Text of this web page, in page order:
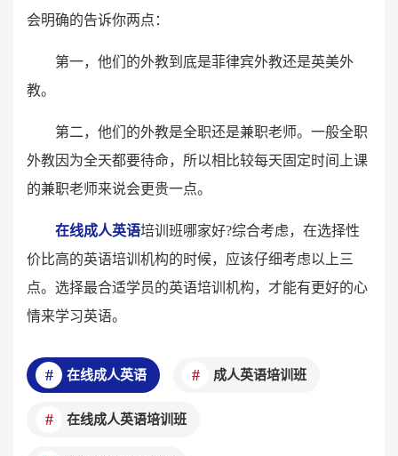
会明确的告诉你两点：
第一，他们的外教到底是菲律宾外教还是英美外
教。
第二，他们的外教是全职还是兼职老师。一般全职
外教因为全天都要待命，所以相比较每天固定时间上课
的兼职老师来说会更贵一点。
在线成人英语培训班哪家好?综合考虑，在选择性
价比高的英语培训机构的时候，应该仔细考虑以上三
点。选择最合适学员的英语培训机构，才能有更好的心
情来学习英语。
在线成人英语 成人英语培训班
在线成人英语培训班